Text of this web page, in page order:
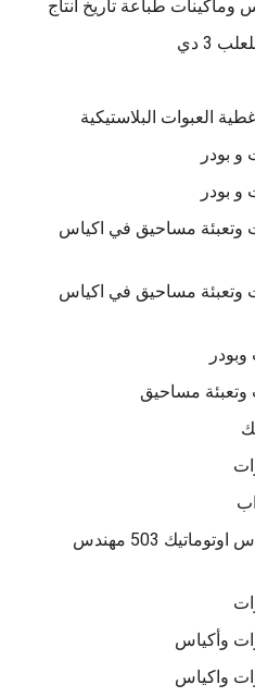
وماكينات طباعة تاريخ انتاج
3 دي
العبوات البلاستيكية
و بودر
و بودر
وتعبئة مساحيق في اكياس
وتعبئة مساحيق في اكياس
وتعبئة مساحيق
ماكينات تعبئة سوائل في اكياس اوتوماتيك 503 مهندس
وأكياس
واكياس